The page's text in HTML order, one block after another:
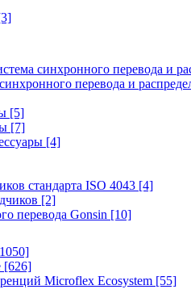
синхронного перевода и
перевода и
[5]
[7]
[4]
стандарта ISO 4043 [4]
[2]
перевода Gonsin [10]
[626]
Microflex Ecosystem [55]